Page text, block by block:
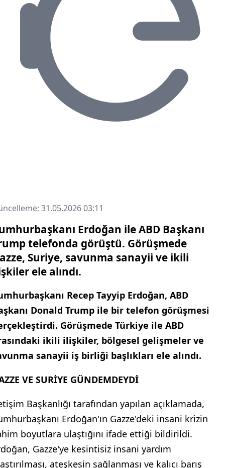
31.05.2026 03:11
Erdoğan ile ABD Başkanı
telefonda görüştü. Görüşmede
Suriye, savunma sanayii ve ikili
ele alındı.
Recep Tayyip Erdoğan, ABD
Donald Trump ile bir telefon görüşmesi
Görüşmede Türkiye ile ABD
ikili ilişkiler, bölgesel gelişmeler ve
sanayii iş birliği başlıkları ele alındı.
VE SURİYE GÜNDEMDEYDİ
Başkanlığı tarafından yapılan açıklamada,
Erdoğan'ın Gazze'deki insani krizin
boyutlara ulaştığını ifade ettiği bildirildi.
Gazze'ye kesintisiz insani yardım
ateşkesin sağlanması ve kalıcı barış